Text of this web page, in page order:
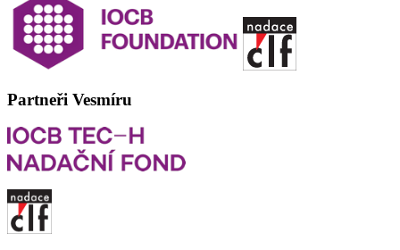
Partneři Vesmíru